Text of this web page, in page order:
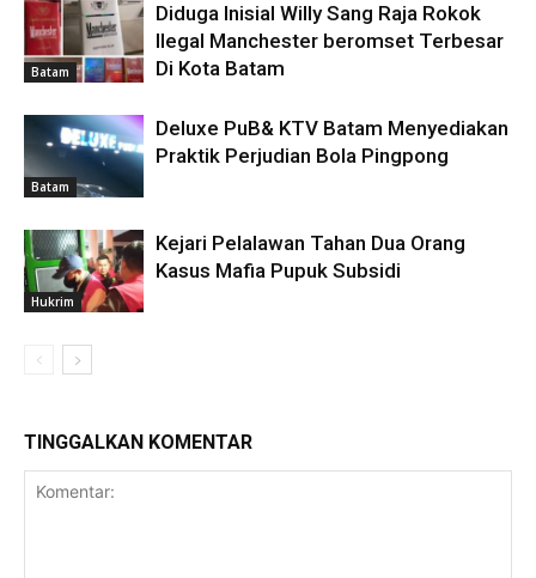
Batam
Diduga Inisial Willy Sang Raja Rokok
Ilegal Manchester beromset Terbesar
Di Kota Batam
Batam
Deluxe PuB& KTV Batam Menyediakan
Praktik Perjudian Bola Pingpong
Hukrim
Kejari Pelalawan Tahan Dua Orang
Kasus Mafia Pupuk Subsidi
TINGGALKAN KOMENTAR